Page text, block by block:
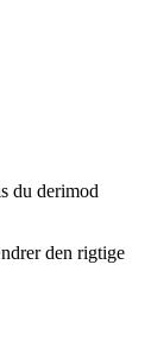
du derimod
den rigtige